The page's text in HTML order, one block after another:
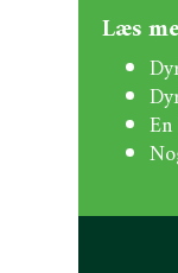
Læs